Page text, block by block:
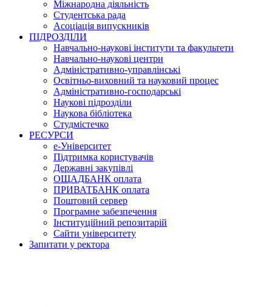
Міжнародна діяльність
Студентська рада
Асоціація випускників
ПІДРОЗДІЛИ
Навчально-наукові інститути та факультети
Навчально-наукові центри
Адміністративно-управлінські
Освітньо-виховний та науковий процес
Адміністративно-господарські
Наукові підрозділи
Наукова бібліотека
Студмістечко
РЕСУРСИ
е-Університет
Підтримка користувачів
Державні закупівлі
ОЩАДБАНК оплата
ПРИВАТБАНК оплата
Поштовий сервер
Програмне забезпечення
Інституційний репозитарій
Сайти університету
Запитати у ректора